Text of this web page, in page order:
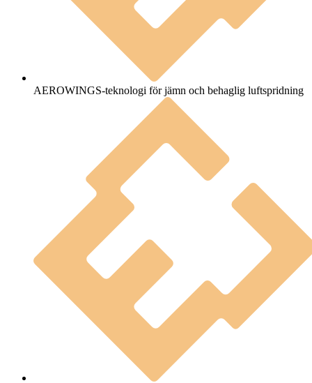
AEROWINGS-teknologi för jämn och behaglig luftspridning